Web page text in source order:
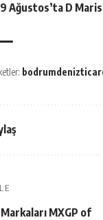
Ağustos’ta D
MXGP of